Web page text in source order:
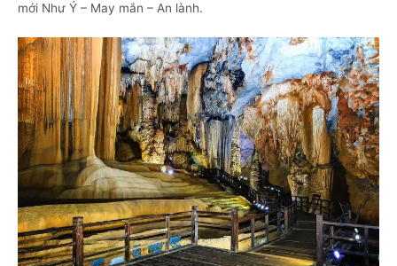
mới Như Ý – May mắn – An lành.